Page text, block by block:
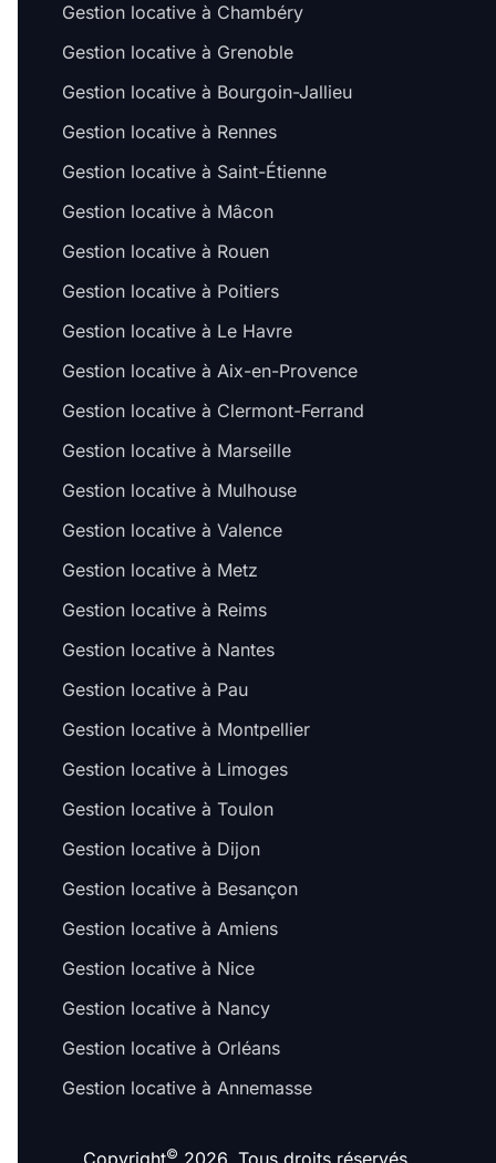
Gestion locative à Chambéry
Gestion locative à Grenoble
Gestion locative à Bourgoin-Jallieu
Gestion locative à Rennes
Gestion locative à Saint-Étienne
Gestion locative à Mâcon
Gestion locative à Rouen
Gestion locative à Poitiers
Gestion locative à Le Havre
Gestion locative à Aix-en-Provence
Gestion locative à Clermont-Ferrand
Gestion locative à Marseille
Gestion locative à Mulhouse
Gestion locative à Valence
Gestion locative à Metz
Gestion locative à Reims
Gestion locative à Nantes
Gestion locative à Pau
Gestion locative à Montpellier
Gestion locative à Limoges
Gestion locative à Toulon
Gestion locative à Dijon
Gestion locative à Besançon
Gestion locative à Amiens
Gestion locative à Nice
Gestion locative à Nancy
Gestion locative à Orléans
Gestion locative à Annemasse
©